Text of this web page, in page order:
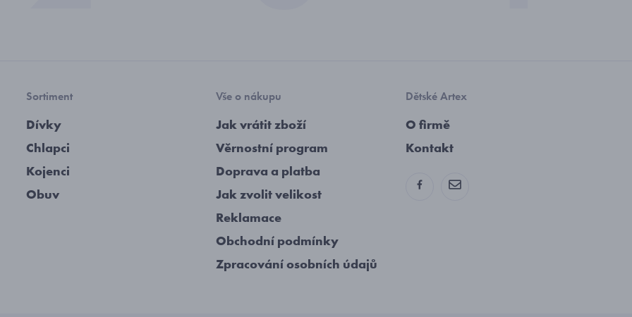
Sortiment
Dívky
Chlapci
Kojenci
Obuv
Vše o nákupu
Jak vrátit zboží
Věrnostní program
Doprava a platba
Jak zvolit velikost
Reklamace
Obchodní podmínky
Zpracování osobních údajů
Dětské Artex
O firmě
Kontakt